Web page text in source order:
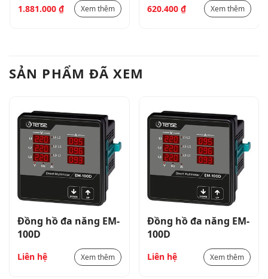
1.881.000 ₫ Xem thêm
điện (A) 1 pha DAV-
620.400 ₫ Xem thêm
SẢN PHẨM ĐÃ XEM
Đồng hồ đa năng EM-
100D
Liên hệ Xem thêm
Đồng hồ đa năng EM-
100D
Liên hệ Xem thêm